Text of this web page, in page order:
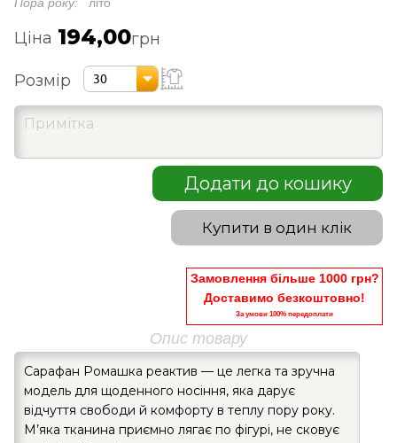
Ціна 194,00грн
Розмір 30
Додати до кошику
Купити в один клік
Замовлення більше 1000 грн?
Доставимо безкоштовно!
За умови 100% передоплати
Опис товару
Сарафан Ромашка реактив — це легка та зручна
модель для щоденного носіння, яка дарує
відчуття свободи й комфорту в теплу пору року.
М’яка тканина приємно лягає по фігурі, не сковує